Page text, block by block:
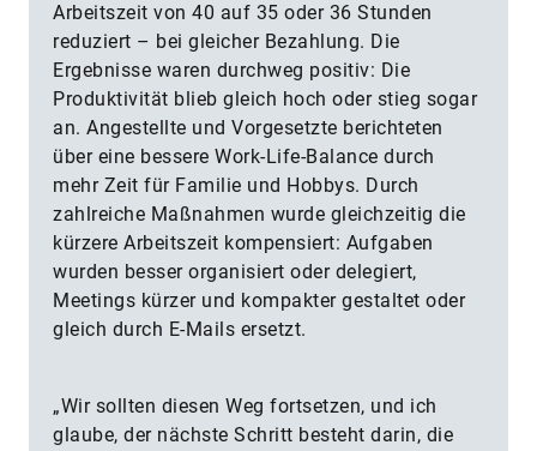
Arbeitszeit von 40 auf 35 oder 36 Stunden
reduziert – bei gleicher Bezahlung. Die
Ergebnisse waren durchweg positiv: Die
Produktivität blieb gleich hoch oder stieg sogar
an. Angestellte und Vorgesetzte berichteten
über eine bessere Work-Life-Balance durch
mehr Zeit für Familie und Hobbys. Durch
zahlreiche Maßnahmen wurde gleichzeitig die
kürzere Arbeitszeit kompensiert: Aufgaben
wurden besser organisiert oder delegiert,
Meetings kürzer und kompakter gestaltet oder
gleich durch E-Mails ersetzt.
„Wir sollten diesen Weg fortsetzen, und ich
glaube, der nächste Schritt besteht darin, die